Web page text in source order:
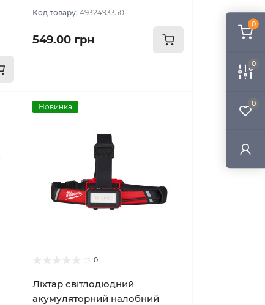
0
0
0
Код товару:4932493350
549.00 грн
Новинка
0
Ліхтар світлодіодний
акумуляторний налобний